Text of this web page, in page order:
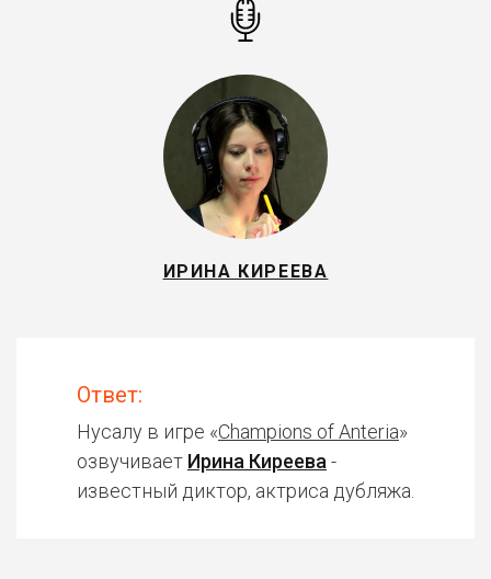
ИРИНА КИРЕЕВА
Ответ:
Нусалу в игре «Champions of Anteria»
озвучивает Ирина Киреева -
известный диктор, актриса дубляжа.